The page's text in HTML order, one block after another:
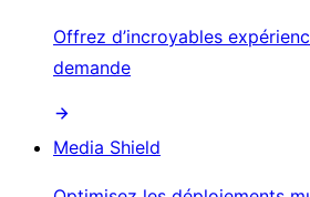
Offrez d’incroyables
demande
Media Shield